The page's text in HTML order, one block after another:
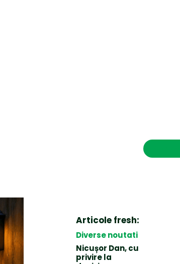
Articole fresh:
Diverse noutati
Nicușor Dan, cu
privire la